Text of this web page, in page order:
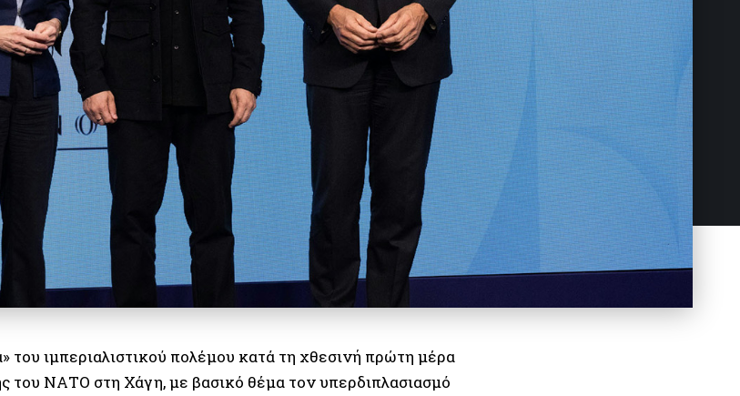
του ιμπεριαλιστικού πολέμου κατά τη χθεσινή πρώτη μέρα
του ΝΑΤΟ στη Χάγη, με βασικό θέμα τον υπερδιπλασιασμό